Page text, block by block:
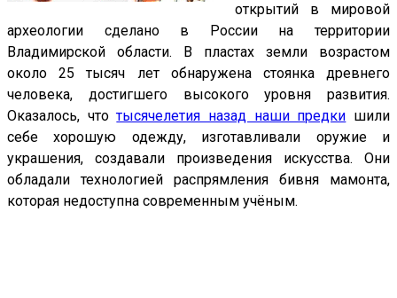
открытий в мировой
археологии сделано в России на территории
Владимирской области. В пластах земли возрастом
около 25 тысяч лет обнаружена стоянка древнего
человека, достигшего высокого уровня развития.
Оказалось, чтотысячелетия назад наши предки шили
себе хорошую одежду, изготавливали оружие и
украшения, создавали произведения искусства. Они
обладали технологией распрямления бивня мамонта,
которая недоступна современным учёным.